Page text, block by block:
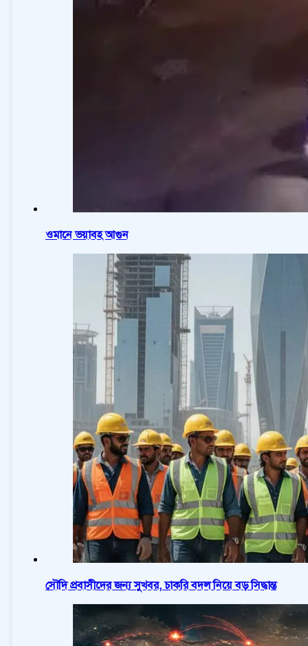
ওমানে ভয়াবহ আগুন
সৌদি প্রবাসীদের জন্য সুখবর, চাকরি বদল নিয়ে বড় সিদ্ধান্ত